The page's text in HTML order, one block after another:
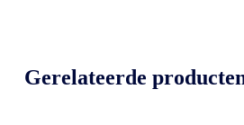
Gerelateerde